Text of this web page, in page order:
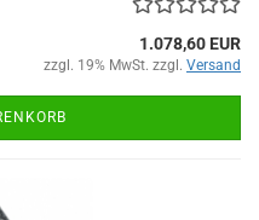
1.078,60 EUR
zzgl. 19% MwSt. zzgl. Versand